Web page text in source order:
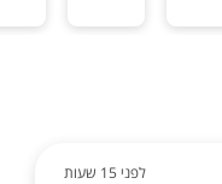
לפני 15 שעות